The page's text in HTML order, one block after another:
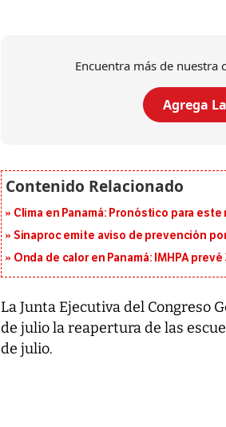
Encuentra más de nuestra
Agrega
Clima en Panamá: Pronóstico para
Sinaproc emite aviso de prevención
Onda de calor en Panamá: IMHPA
La Junta Ejecutiva del Congreso
de julio la reapertura de las
de julio.